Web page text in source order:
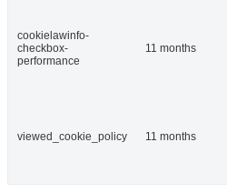
cookielawinfo-
checkbox-
performance
11 months
viewed_cookie_policy 11 months